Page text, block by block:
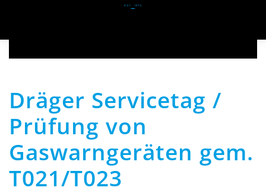
Dräger Servicetag /
Prüfung von
Gaswarngeräten gem.
T021/T023